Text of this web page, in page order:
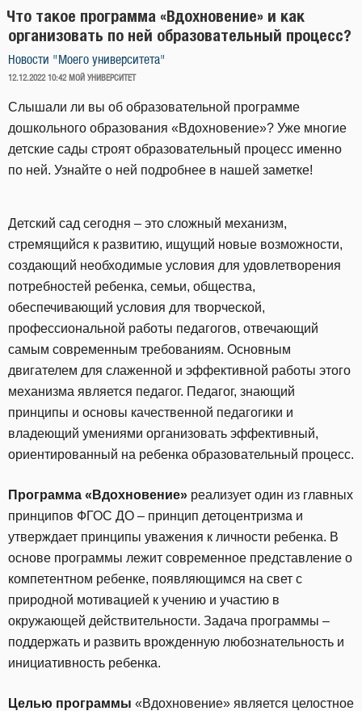
Что такое программа «Вдохновение» и как
организовать по ней образовательный процесс?
Новости "Моего университета"
ОПУБЛИКОВАНО
12.12.2022 10:42 МОЙ УНИВЕРСИТЕТ
Слышали ли вы об образовательной программе
дошкольного образования «Вдохновение»? Уже многие
детские сады строят образовательный процесс именно
по ней. Узнайте о ней подробнее в нашей заметке!
Детский сад сегодня – это сложный механизм,
стремящийся к развитию, ищущий новые возможности,
создающий необходимые условия для удовлетворения
потребностей ребенка, семьи, общества,
обеспечивающий условия для творческой,
профессиональной работы педагогов, отвечающий
самым современным требованиям. Основным
двигателем для слаженной и эффективной работы этого
механизма является педагог. Педагог, знающий
принципы и основы качественной педагогики и
владеющий умениями организовать эффективный,
ориентированный на ребенка образовательный процесс.
Программа «Вдохновение» реализует один из главных
принципов ФГОС ДО – принцип детоцентризма и
утверждает принципы уважения к личности ребенка. В
основе программы лежит современное представление о
компетентном ребенке, появляющимся на свет с
природной мотивацией к учению и участию в
окружающей действительности. Задача программы –
поддержать и развить врожденную любознательность и
инициативность ребенка.
Целью программы «Вдохновение» является целостное